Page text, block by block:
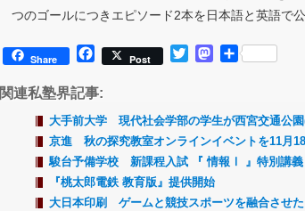
つのゴールにつきエピソード2本を日本語と英語で公
Share Facebook
Post TwitterMastodon
共
関連私塾界記事:
大手前大学 現代社会学部の学生が西宮交通公
京進 秋の探究教室オンラインイベントを11月
駿台予備学校 新課程入試 『 情報Ⅰ 』特別講
『桃太郎電鉄 教育版』提供開始
大日本印刷 ゲームと競技スポーツを融合させ